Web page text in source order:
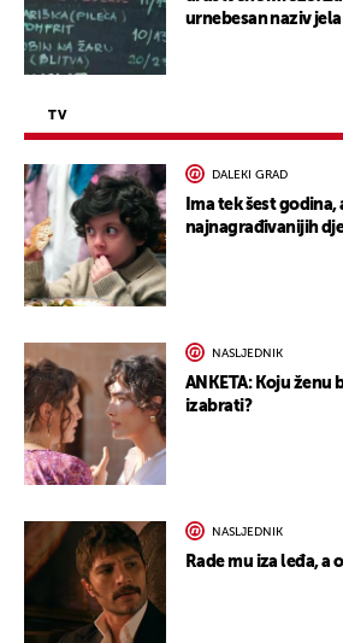
urnebesan naziv jela
TV
DALEKI GRAD
Ima tek šest godina,
najnagrađivanijih
NASLJEDNIK
ANKETA: Koju ženu
izabrati?
NASLJEDNIK
Rade mu iza leđa, a